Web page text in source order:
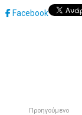
Facebook
Προηγούμενο